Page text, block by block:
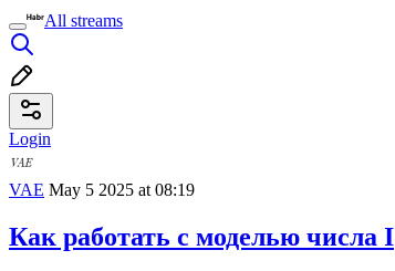
All streams
Login
VAE May 5 2025 at 08:19
Как работать с моделью числа I